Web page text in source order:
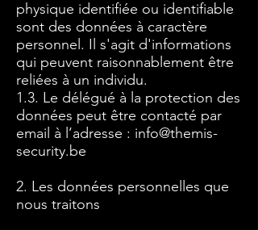
physique identifiée ou identifiable
sont des données à caractère
personnel. Il s'agit d'informations
qui peuvent raisonnablement être
reliées à un individu.
1.3. Le délégué à la protection des
données peut être contacté par
email à l’adresse : info@themis-
security.be
2. Les données personnelles que
nous traitons